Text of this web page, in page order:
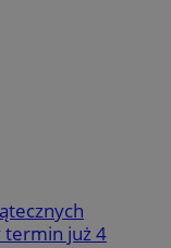
termin już 4